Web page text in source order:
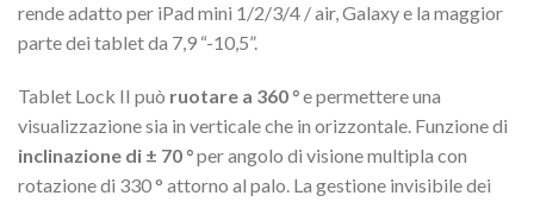
rende adatto per iPad mini 1/2/3/4 / air, Galaxy e la maggior
parte dei tablet da 7,9 “-10,5”.
Tablet Lock II può ruotare a 360 °e permettere una
visualizzazione sia in verticale che in orizzontale. Funzione di
inclinazione di ± 70 °per angolo di visione multipla con
rotazione di 330 ° attorno al palo. La gestione invisibile dei